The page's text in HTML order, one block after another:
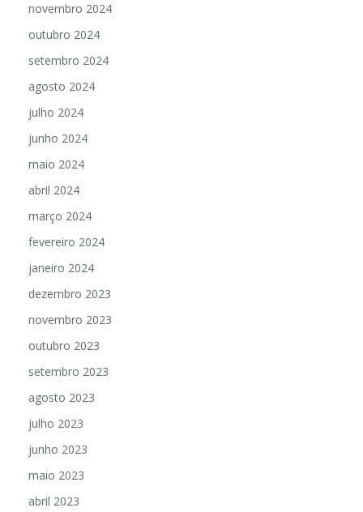
novembro 2024
outubro 2024
setembro 2024
agosto 2024
julho 2024
junho 2024
maio 2024
abril 2024
março 2024
fevereiro 2024
janeiro 2024
dezembro 2023
novembro 2023
outubro 2023
setembro 2023
agosto 2023
julho 2023
junho 2023
maio 2023
abril 2023